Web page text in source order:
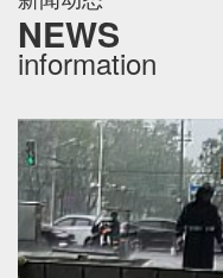
NEWS
information